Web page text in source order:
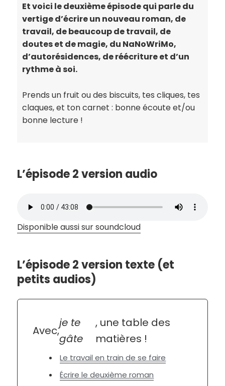
Et voici le deuxième épisode qui parle du
vertige d’écrire un nouveau roman, de
travail, de beaucoup de travail, de
doutes et de magie, du NaNoWriMo,
d’autorésidences, de réécriture et d’un
rythme à soi.
Prends un fruit ou des biscuits, tes cliques, tes
claques, et ton carnet : bonne écoute et/ou
bonne lecture !
L’épisode 2 version audio
Disponible aussi sur soundcloud
L’épisode 2 version texte (et
petits audios)
Avec,
je te
gâte
, une table des
matières !
Le travail en train de se faire
Écrire le deuxième roman